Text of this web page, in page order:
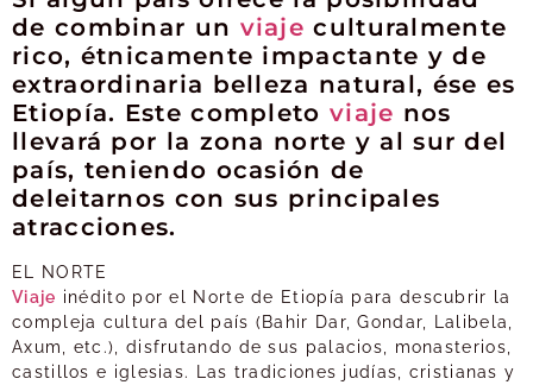
de combinar un viaje culturalmente
rico, étnicamente impactante y de
extraordinaria belleza natural, ése es
Etiopía. Este completo viaje nos
llevará por la zona norte y al sur del
país, teniendo ocasión de
deleitarnos con sus principales
atracciones.
EL NORTE
Viaje inédito por el Norte de Etiopía para descubrir la
compleja cultura del país (Bahir Dar, Gondar, Lalibela,
Axum, etc.), disfrutando de sus palacios, monasterios,
castillos e iglesias. Las tradiciones judías, cristianas y